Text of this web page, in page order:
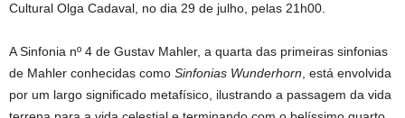
Cultural Olga Cadaval, no dia 29 de julho, pelas 21h00.
A Sinfonia nº 4 de Gustav Mahler, a quarta das primeiras sinfonias
de Mahler conhecidas como Sinfonias Wunderhorn , está envolvida
por um largo significado metafísico, ilustrando a passagem da vida